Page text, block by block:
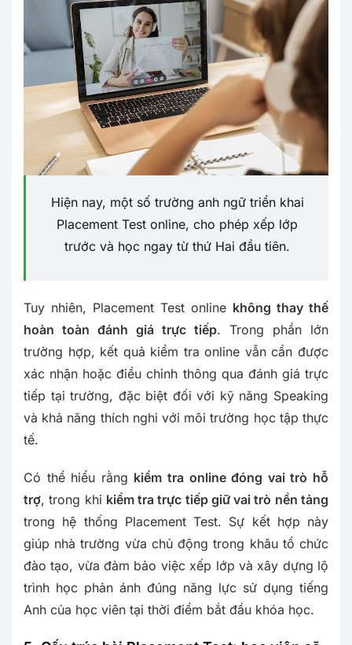
Hiện nay, một số trường anh ngữ triển khai
Placement Test online, cho phép xếp lớp
trước và học ngay từ thứ Hai đầu tiên.
Tuy nhiên, Placement Test online không thay thế
hoàn toàn đánh giá trực tiếp. Trong phần lớn
trường hợp, kết quả kiểm tra online vẫn cần được
xác nhận hoặc điều chỉnh thông qua đánh giá trực
tiếp tại trường, đặc biệt đối với kỹ năng Speaking
và khả năng thích nghi với môi trường học tập thực
tế.
Có thể hiểu rằng kiểm tra online đóng vai trò hỗ
trợ, trong khi kiểm tra trực tiếp giữ vai trò nền tảng
trong hệ thống Placement Test. Sự kết hợp này
giúp nhà trường vừa chủ động trong khâu tổ chức
đào tạo, vừa đảm bảo việc xếp lớp và xây dựng lộ
trình học phản ánh đúng năng lực sử dụng tiếng
Anh của học viên tại thời điểm bắt đầu khóa học.